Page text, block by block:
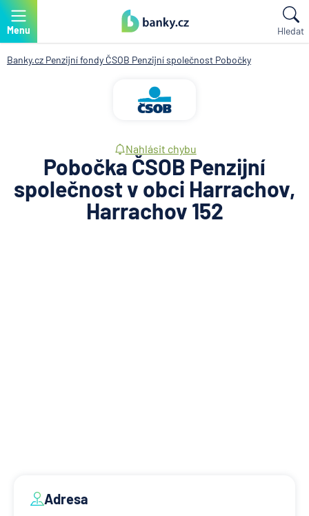
Menu Hledat
Banky.cz Penzijní fondy ČSOB Penzijní společnost Pobočky
Nahlásit chybu
Pobočka ČSOB Penzijní
společnost v obci Harrachov,
Harrachov 152
Adresa